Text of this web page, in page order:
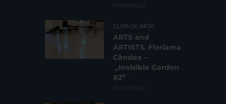
07/08/2026
CLIPA DE ARTA
ARTS and
ARTISTS. Floriama
Cândea –
„Invisible Garden
#2”
30/07/2026